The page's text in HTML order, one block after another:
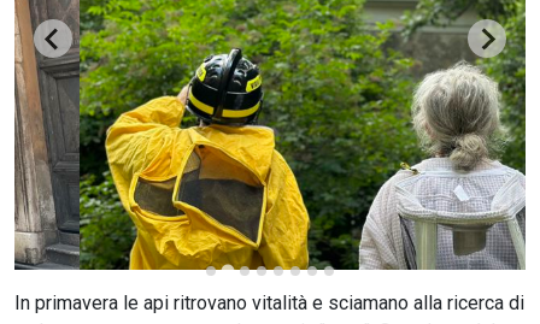
In primavera le api ritrovano vitalità e sciamano alla ricerca di